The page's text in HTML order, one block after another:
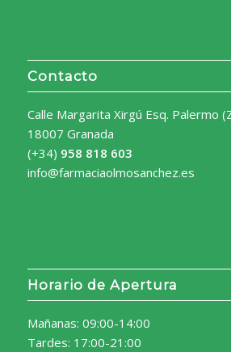
Contacto
Calle Margarita Xirgú Esq. Palermo
18007 Granada
(+34) 958 818 603
info@farmaciaolmosanchez.es
Horario de Apertura
Mañanas: 09:00-14:00
Tardes: 17:00-21:00